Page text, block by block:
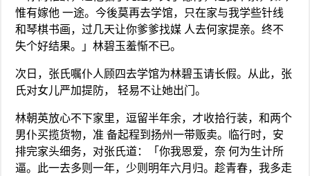
惟有嫁他 一途。今後莫再去学馆，只在家与我学些针线
和琴棋书画，过几天让你爹爹找媒 人去何家提亲。终不
失个好结果。」林碧玉羞惭不已。
次日，张氏嘱仆人顾四去学馆为林碧玉请长假。从此，张
氏对女儿严加提防， 轻易不让她出门。
林朝英放心不下家里，逗留半年余，才收拾行装，和两个
男仆买揽货物，准 备起程到扬州一带贩卖。临行时，安
排完家头细务，对张氏道：「你我恩爱，奈 何为生计所
逼。此一去多则一年，少则明年六月归。趁青春，我多走